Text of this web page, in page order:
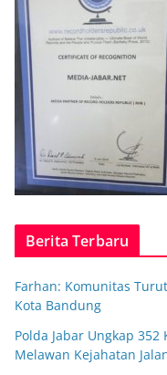
Berita Terbaru
Farhan: Komunitas
Kota Bandung
Polda Jabar Ungkap
Melawan Kejahatan